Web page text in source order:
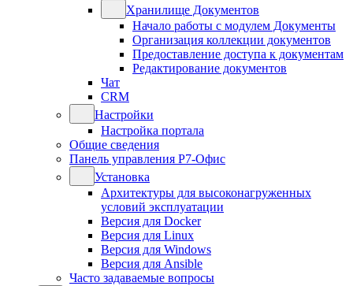
Хранилище Документов
Начало работы с модулем Документы
Организация коллекции документов
Предоставление доступа к документам
Редактирование документов
Чат
CRM
Настройки
Настройка портала
Общие сведения
Панель управления Р7-Офис
Установка
Архитектуры для высоконагруженных
условий эксплуатации
Версия для Docker
Версия для Linux
Версия для Windows
Версия для Ansible
Часто задаваемые вопросы